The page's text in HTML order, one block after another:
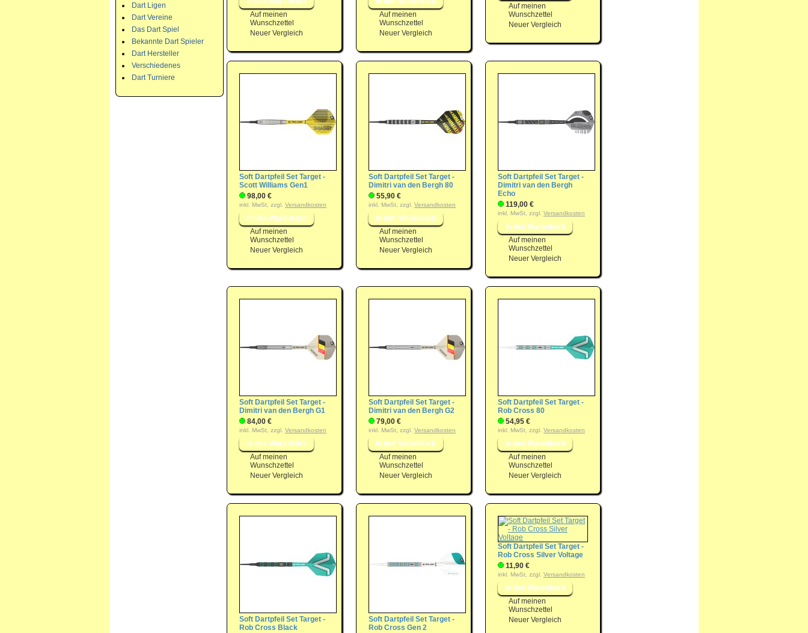
Dart Ligen
Dart Vereine
Das Dart Spiel
Bekannte Dart Spieler
Dart Hersteller
Verschiedenes
Dart Turniere
Auf meinen
Wunschzettel
Neuer Vergleich
Auf meinen
Wunschzettel
Neuer Vergleich
Auf meinen
Wunschzettel
Neuer Vergleich
Soft Dartpfeil Set Target -
Scott Williams Gen1
98,00 €
inkl. MwSt, zzgl. Versandkosten
Auf meinen
Wunschzettel
Neuer Vergleich
Soft Dartpfeil Set Target -
Dimitri van den Bergh 80
55,90 €
inkl. MwSt, zzgl. Versandkosten
Auf meinen
Wunschzettel
Neuer Vergleich
Soft Dartpfeil Set Target -
Dimitri van den Bergh
Echo
119,00 €
inkl. MwSt, zzgl. Versandkosten
Auf meinen
Wunschzettel
Neuer Vergleich
Soft Dartpfeil Set Target -
Dimitri van den Bergh G1
84,00 €
inkl. MwSt, zzgl. Versandkosten
Auf meinen
Wunschzettel
Neuer Vergleich
Soft Dartpfeil Set Target -
Dimitri van den Bergh G2
79,00 €
inkl. MwSt, zzgl. Versandkosten
Auf meinen
Wunschzettel
Neuer Vergleich
Soft Dartpfeil Set Target -
Rob Cross 80
54,95 €
inkl. MwSt, zzgl. Versandkosten
Auf meinen
Wunschzettel
Neuer Vergleich
Soft Dartpfeil Set Target -
Rob Cross Black
Soft Dartpfeil Set Target -
Rob Cross Gen 2
Soft Dartpfeil Set Target -
Rob Cross Silver Voltage
11,90 €
inkl. MwSt, zzgl. Versandkosten
Auf meinen
Wunschzettel
Neuer Vergleich